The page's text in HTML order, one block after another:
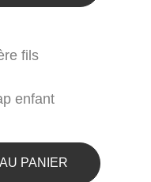
enfant
PANIER